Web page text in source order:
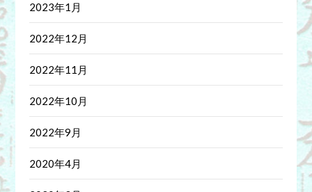
2023年1月
2022年12月
2022年11月
2022年10月
2022年9月
2020年4月